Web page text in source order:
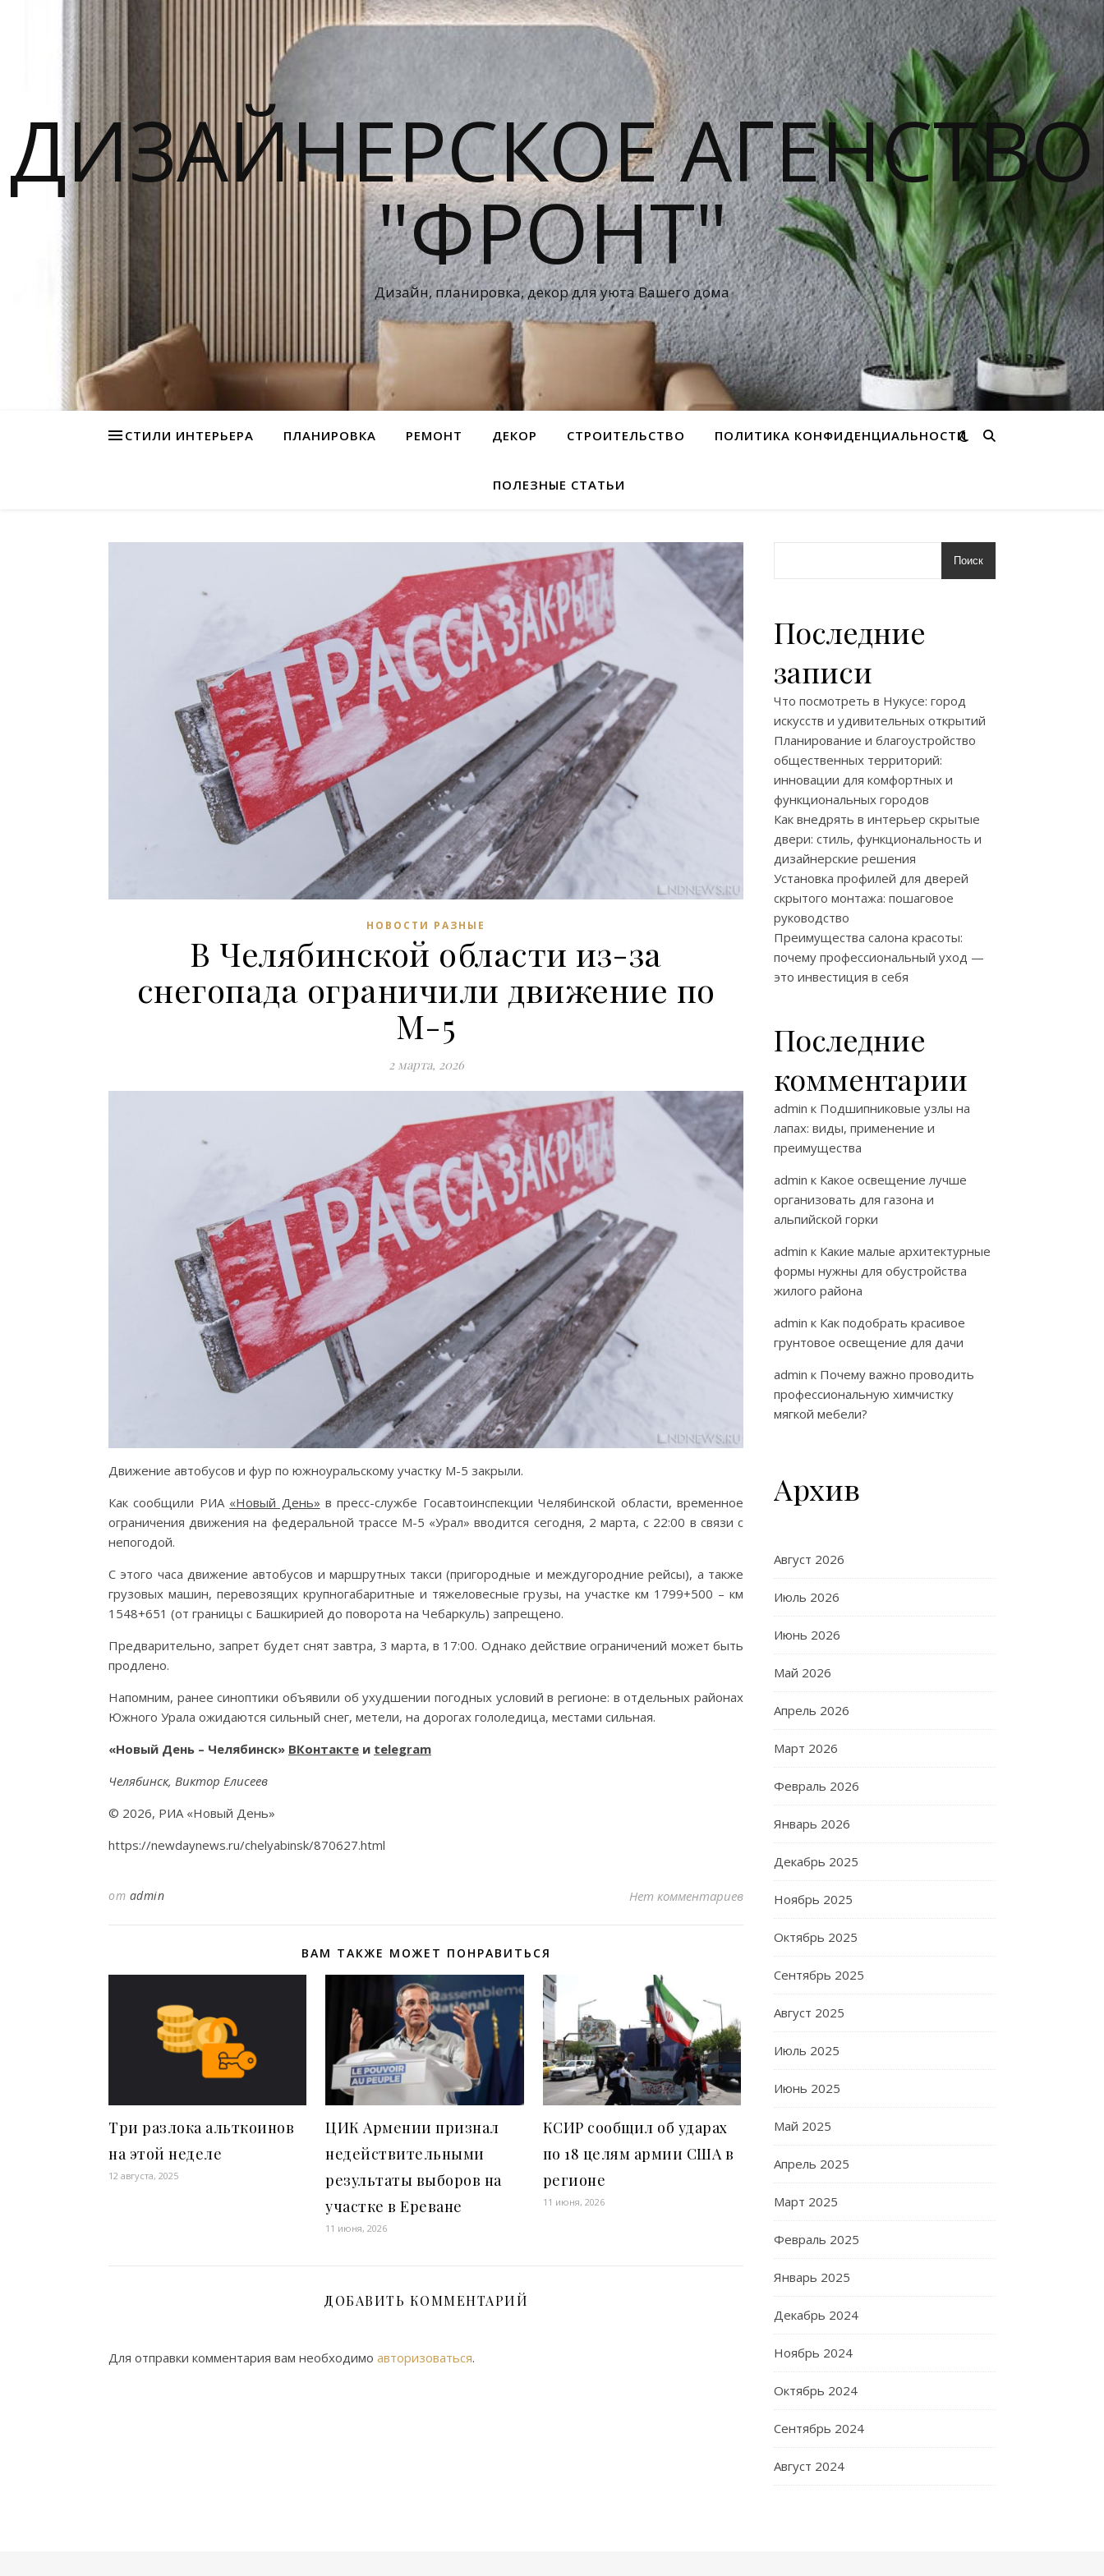
ДИЗАЙНЕРСКОЕ АГЕНСТВО
"ФРОНТ"
Дизайн, планировка, декор для уюта Вашего дома
СТИЛИ ИНТЕРЬЕРА ПЛАНИРОВКА РЕМОНТ ДЕКОР СТРОИТЕЛЬСТВО ПОЛИТИКА КОНФИДЕНЦИАЛЬНОСТИ
ПОЛЕЗНЫЕ СТАТЬИ
НОВОСТИ РАЗНЫЕ
В Челябинской области из-за
снегопада ограничили движение по
М-5
2 марта, 2026
Движение автобусов и фур по южноуральскому участку М-5 закрыли.
Как сообщили РИА «Новый День» в пресс-службе Госавтоинспекции Челябинской области, временное
ограничения движения на федеральной трассе М-5 «Урал» вводится сегодня, 2 марта, с 22:00 в связи с
непогодой.
С этого часа движение автобусов и маршрутных такси (пригородные и междугородние рейсы), а также
грузовых машин, перевозящих крупногабаритные и тяжеловесные грузы, на участке км 1799+500 – км
1548+651 (от границы с Башкирией до поворота на Чебаркуль) запрещено.
Предварительно, запрет будет снят завтра, 3 марта, в 17:00. Однако действие ограничений может быть
продлено.
Напомним, ранее синоптики объявили об ухудшении погодных условий в регионе: в отдельных районах
Южного Урала ожидаются сильный снег, метели, на дорогах гололедица, местами сильная.
«Новый День – Челябинск» ВКонтакте и telegram
Челябинск, Виктор Елисеев
© 2026, РИА «Новый День»
https://newdaynews.ru/chelyabinsk/870627.html
от admin Нет комментариев
ВАМ ТАКЖЕ МОЖЕТ ПОНРАВИТЬСЯ
Три разлока альткоинов
на этой неделе
12 августа, 2025
ЦИК Армении признал
недействительными
результаты выборов на
участке в Ереване
11 июня, 2026
КСИР сообщил об ударах
по 18 целям армии США в
регионе
11 июня, 2026
ДОБАВИТЬ КОММЕНТАРИЙ
Для отправки комментария вам необходимо авторизоваться.
Поиск
Последние
записи
Что посмотреть в Нукусе: город
искусств и удивительных открытий
Планирование и благоустройство
общественных территорий:
инновации для комфортных и
функциональных городов
Как внедрять в интерьер скрытые
двери: стиль, функциональность и
дизайнерские решения
Установка профилей для дверей
скрытого монтажа: пошаговое
руководство
Преимущества салона красоты:
почему профессиональный уход —
это инвестиция в себя
Последние
комментарии
admin к Подшипниковые узлы на
лапах: виды, применение и
преимущества
admin к Какое освещение лучше
организовать для газона и
альпийской горки
admin к Какие малые архитектурные
формы нужны для обустройства
жилого района
admin к Как подобрать красивое
грунтовое освещение для дачи
admin к Почему важно проводить
профессиональную химчистку
мягкой мебели?
Архив
Август 2026
Июль 2026
Июнь 2026
Май 2026
Апрель 2026
Март 2026
Февраль 2026
Январь 2026
Декабрь 2025
Ноябрь 2025
Октябрь 2025
Сентябрь 2025
Август 2025
Июль 2025
Июнь 2025
Май 2025
Апрель 2025
Март 2025
Февраль 2025
Январь 2025
Декабрь 2024
Ноябрь 2024
Октябрь 2024
Сентябрь 2024
Август 2024